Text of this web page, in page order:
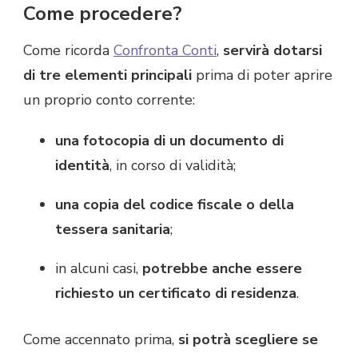
Come procedere?
Come ricorda Confronta Conti, servirà dotarsi
di tre elementi principali prima di poter aprire
un proprio conto corrente:
una fotocopia di un documento di
identità, in corso di validità;
una copia del codice fiscale o della
tessera sanitaria;
in alcuni casi, potrebbe anche essere
richiesto un certificato di residenza.
Come accennato prima, si potrà scegliere se